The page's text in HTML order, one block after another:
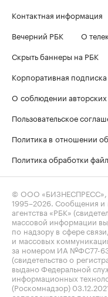
Контактная информация
Вечерний РБК
О
Скрыть баннеры на РБК
Корпоративная подписка
О соблюдении авторских
Пользовательское
Политика в отношении
Политика обработки
© ООО
1995–2026 . Сообщения
агентства «РБК»
массовой информации
по надзору в сфере
и массовых
за номером ИА №ФС77-
(свидетельство о
выдано Федеральной
информационных
(Роскомнадзор)